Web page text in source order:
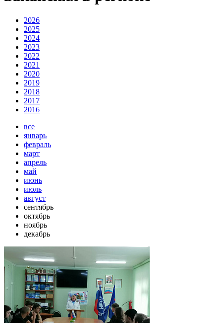
2026
2025
2024
2023
2022
2021
2020
2019
2018
2017
2016
все
январь
февраль
март
апрель
май
июнь
июль
август
сентябрь
октябрь
ноябрь
декабрь